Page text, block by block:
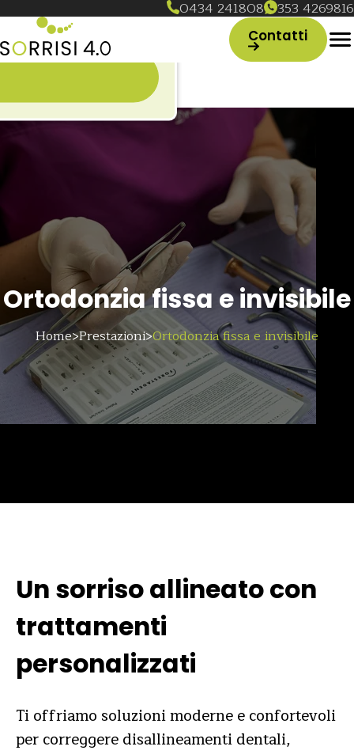
0434 241808 353 4269816
(Si apre in
Contatti
Ortodonzia fissa e invisibile
Home Prestazioni Ortodonzia fissa e invisibile
Un sorriso allineato con
trattamenti
personalizzati
Ti offriamo soluzioni moderne e confortevoli
per correggere disallineamenti dentali,
nuova scheda)